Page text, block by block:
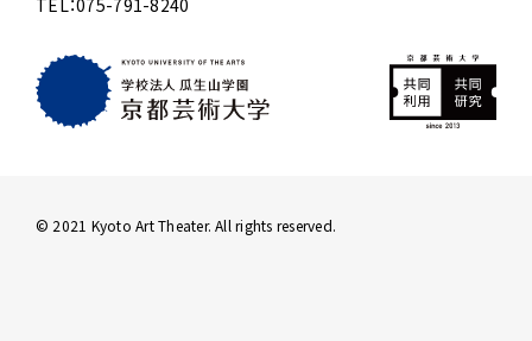
TEL：075-791-8240
© 2021 Kyoto Art Theater. All rights reserved.